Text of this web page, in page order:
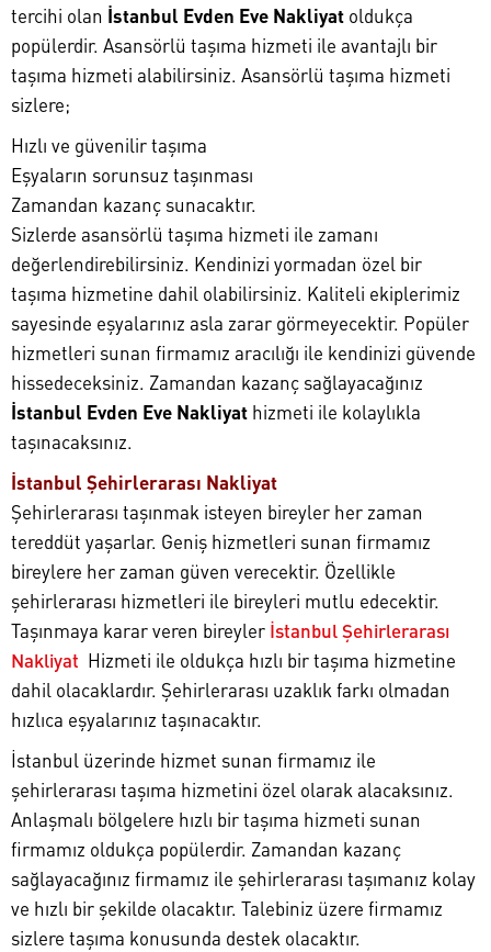
tercihi olan İstanbul Evden Eve Nakliyat oldukça
popülerdir. Asansörlü taşıma hizmeti ile avantajlı bir
taşıma hizmeti alabilirsiniz. Asansörlü taşıma hizmeti
sizlere;
Hızlı ve güvenilir taşıma
Eşyaların sorunsuz taşınması
Zamandan kazanç sunacaktır.
Sizlerde asansörlü taşıma hizmeti ile zamanı
değerlendirebilirsiniz. Kendinizi yormadan özel bir
taşıma hizmetine dahil olabilirsiniz. Kaliteli ekiplerimiz
sayesinde eşyalarınız asla zarar görmeyecektir. Popüler
hizmetleri sunan firmamız aracılığı ile kendinizi güvende
hissedeceksiniz. Zamandan kazanç sağlayacağınız
İstanbul Evden Eve Nakliyat hizmeti ile kolaylıkla
taşınacaksınız.
İstanbul Şehirlerarası Nakliyat
Şehirlerarası taşınmak isteyen bireyler her zaman
tereddüt yaşarlar. Geniş hizmetleri sunan firmamız
bireylere her zaman güven verecektir. Özellikle
şehirlerarası hizmetleri ile bireyleri mutlu edecektir.
Taşınmaya karar veren bireyler İstanbul Şehirlerarası
Nakliyat Hizmeti ile oldukça hızlı bir taşıma hizmetine
dahil olacaklardır. Şehirlerarası uzaklık farkı olmadan
hızlıca eşyalarınız taşınacaktır.
İstanbul üzerinde hizmet sunan firmamız ile
şehirlerarası taşıma hizmetini özel olarak alacaksınız.
Anlaşmalı bölgelere hızlı bir taşıma hizmeti sunan
firmamız oldukça popülerdir. Zamandan kazanç
sağlayacağınız firmamız ile şehirlerarası taşımanız kolay
ve hızlı bir şekilde olacaktır. Talebiniz üzere firmamız
sizlere taşıma konusunda destek olacaktır.